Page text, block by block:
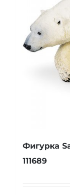
Фигурка
111689